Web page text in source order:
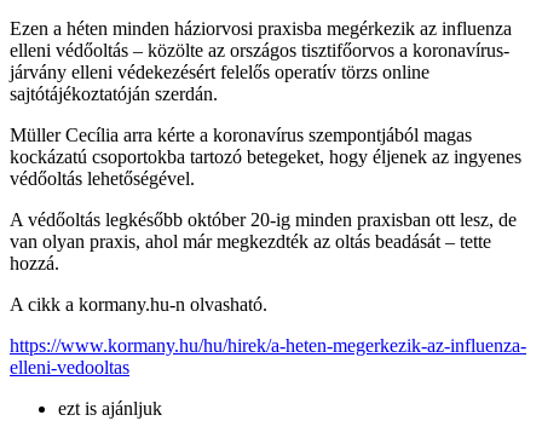
Ezen a héten minden háziorvosi praxisba megérkezik az influenza
elleni védőoltás – közölte az országos tisztifőorvos a koronavírus-
járvány elleni védekezésért felelős operatív törzs online
sajtótájékoztatóján szerdán.
Müller Cecília arra kérte a koronavírus szempontjából magas
kockázatú csoportokba tartozó betegeket, hogy éljenek az ingyenes
védőoltás lehetőségével.
A védőoltás legkésőbb október 20-ig minden praxisban ott lesz, de
van olyan praxis, ahol már megkezdték az oltás beadását – tette
hozzá.
A cikk a kormany.hu-n olvasható.
https://www.kormany.hu/hu/hirek/a-heten-megerkezik-az-influenza-
elleni-vedooltas
ezt is ajánljuk